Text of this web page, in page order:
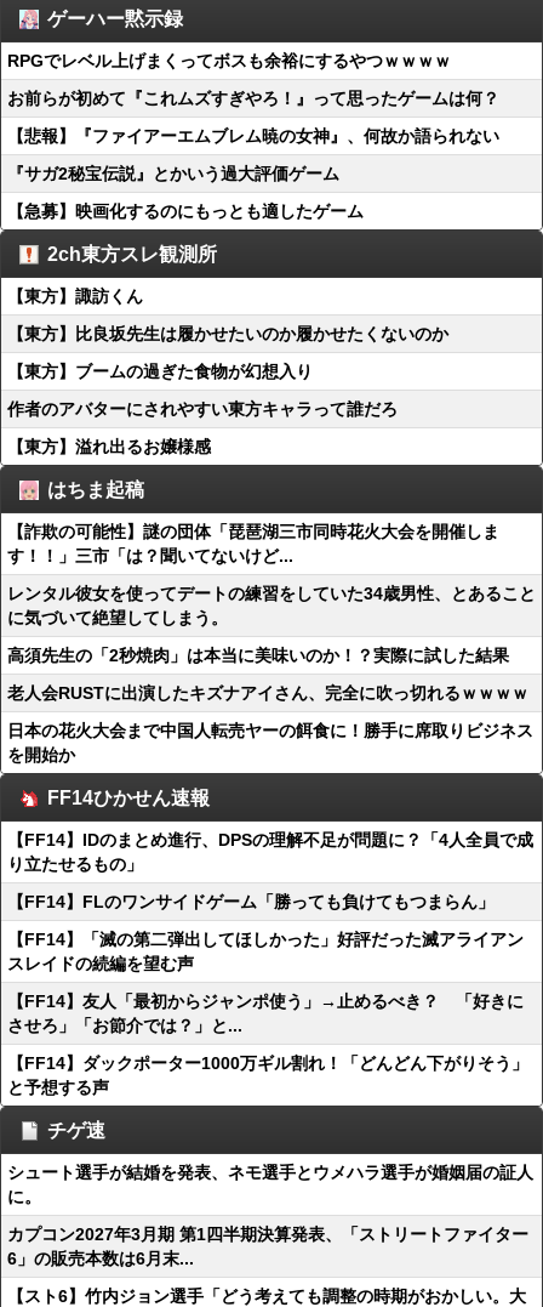
ゲーハー黙示録
RPGでレベル上げまくってボスも余裕にするやつｗｗｗｗ
お前らが初めて『これムズすぎやろ！』って思ったゲームは何？
【悲報】『ファイアーエムブレム暁の女神』、何故か語られない
『サガ2秘宝伝説』とかいう過大評価ゲーム
【急募】映画化するのにもっとも適したゲーム
2ch東方スレ観測所
【東方】諏訪くん
【東方】比良坂先生は履かせたいのか履かせたくないのか
【東方】ブームの過ぎた食物が幻想入り
作者のアバターにされやすい東方キャラって誰だろ
【東方】溢れ出るお嬢様感
はちま起稿
【詐欺の可能性】謎の団体「琵琶湖三市同時花火大会を開催しま
す！！」三市「は？聞いてないけど...
レンタル彼女を使ってデートの練習をしていた34歳男性、とあること
に気づいて絶望してしまう。
高須先生の「2秒焼肉」は本当に美味いのか！？実際に試した結果
老人会RUSTに出演したキズナアイさん、完全に吹っ切れるｗｗｗｗ
日本の花火大会まで中国人転売ヤーの餌食に！勝手に席取りビジネス
を開始か
FF14ひかせん速報
【FF14】IDのまとめ進行、DPSの理解不足が問題に？「4人全員で成
り立たせるもの」
【FF14】FLのワンサイドゲーム「勝っても負けてもつまらん」
【FF14】「滅の第二弾出してほしかった」好評だった滅アライアン
スレイドの続編を望む声
【FF14】友人「最初からジャンポ使う」→止めるべき？ 「好きに
させろ」「お節介では？」と...
【FF14】ダックポーター1000万ギル割れ！「どんどん下がりそう」
と予想する声
チゲ速
シュート選手が結婚を発表、ネモ選手とウメハラ選手が婚姻届の証人
に。
カプコン2027年3月期 第1四半期決算発表、「ストリートファイター
6」の販売本数は6月末...
【スト6】竹内ジョン選手「どう考えても調整の時期がおかしい。大